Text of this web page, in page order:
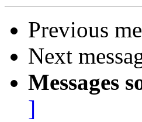
Previous
Next
Messages
]